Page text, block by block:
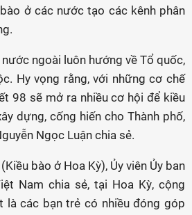
ở các nước tạo các kênh phân
ngoài luôn hướng về Tổ quốc,
Hy vọng rằng, với những cơ chế
98 sẽ mở ra nhiều cơ hội để kiều
dựng, cống hiến cho Thành phố,
Ngọc Luận chia sẻ.
bào ở Hoa Kỳ), Ủy viên Ủy ban
Nam chia sẻ, tại Hoa Kỳ, cộng
là các bạn trẻ có nhiều đóng góp